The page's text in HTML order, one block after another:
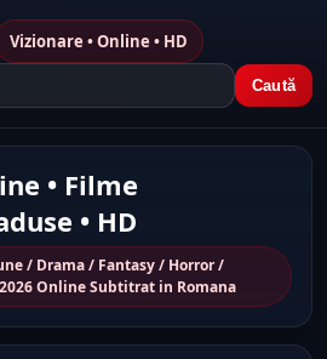
Vizionare • Online • HD
Caută
• Filme
• HD
/ Drama / Fantasy / Horror /
Online Subtitrat in Romana